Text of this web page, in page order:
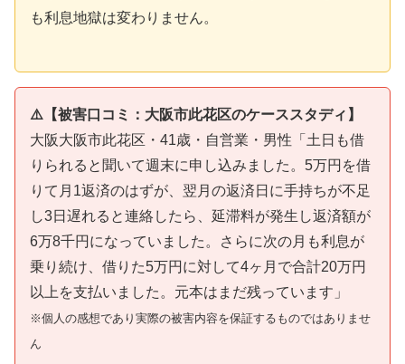
も利息地獄は変わりません。
⚠️【被害口コミ：大阪市此花区のケーススタディ】
大阪大阪市此花区・41歳・自営業・男性「土日も借
りられると聞いて週末に申し込みました。5万円を借
りて月1返済のはずが、翌月の返済日に手持ちが不足
し3日遅れると連絡したら、延滞料が発生し返済額が
6万8千円になっていました。さらに次の月も利息が
乗り続け、借りた5万円に対して4ヶ月で合計20万円
以上を支払いました。元本はまだ残っています」
※個人の感想であり実際の被害内容を保証するものではありませ
ん